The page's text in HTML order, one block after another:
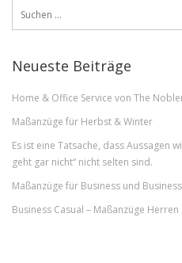
Suchen
Neueste Beiträge
Home & Office Service von The
Maßanzüge für Herbst & Winter
Es ist eine Tatsache, dass Aussagen
geht gar nicht“ nicht selten sind.
Maßanzüge für Business und
Business Casual – Maßanzüge Herren